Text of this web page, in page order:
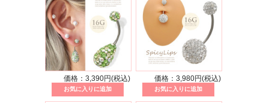
価格：3,390円(税込) 価格：3,980円(税込)